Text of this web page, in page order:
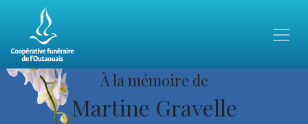
À la mémoire de
Martine Gravelle